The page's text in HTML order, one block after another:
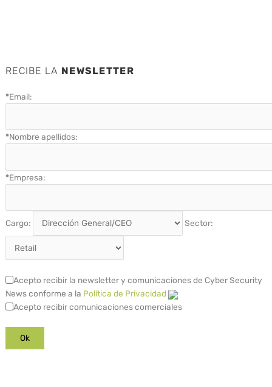
RECIBE LA NEWSLETTER
*Email:
*Nombre apellidos:
*Empresa:
Cargo: Sector:
Acepto recibir la newsletter y comunicaciones de Cyber Security
News conforme a la Política de Privacidad
Acepto recibir comunicaciones comerciales